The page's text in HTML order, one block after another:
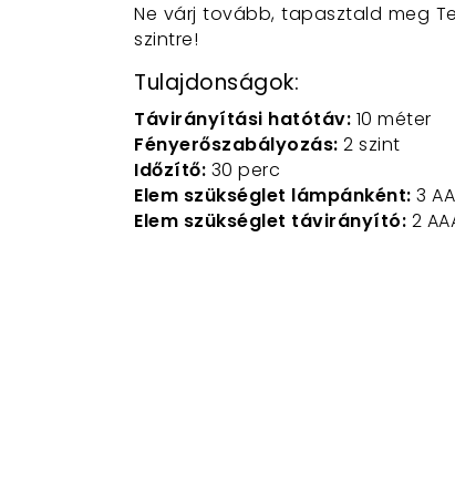
Ne várj tovább, tapasztald meg
szintre!
Tulajdonságok:
Távirányítási hatótáv: 10 méter
Fényerőszabályozás: 2 szint
Időzítő: 30 perc
Elem szükséglet lámpánként: 3
Elem szükséglet távirányító: 2